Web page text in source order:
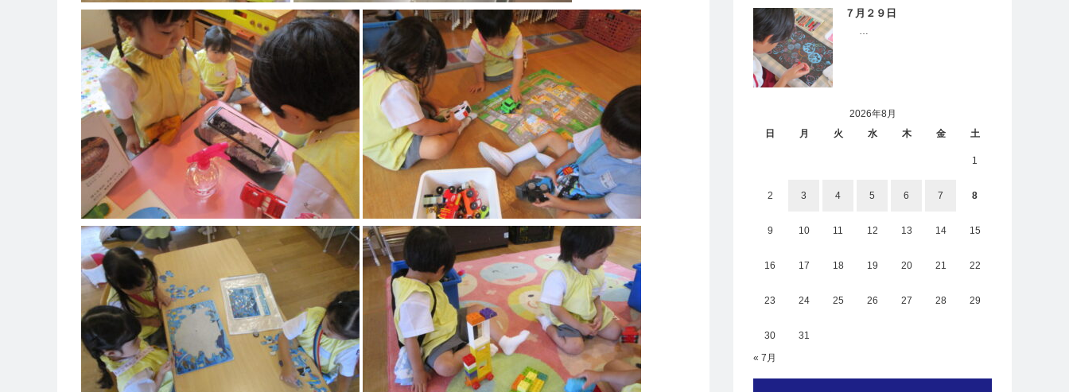
７月２９日
…
2026年8月
日
月 火 水 木 金 土
1
2 3 4 5 6 7 8
9 10 11 12 13 14 15
16 17 18 19 20 21 22
23 24 25 26 27 28 29
30
31
« 7月